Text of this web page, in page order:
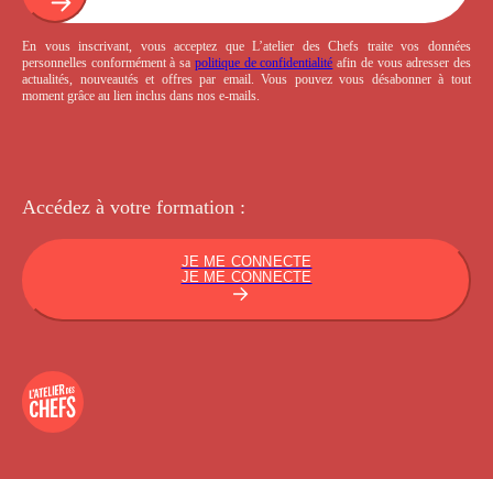
En vous inscrivant, vous acceptez que L’atelier des Chefs traite vos données
personnelles conformément à sa politique de confidentialité afin de vous adresser des
actualités, nouveautés et offres par email. Vous pouvez vous désabonner à tout
moment grâce au lien inclus dans nos e-mails.
Accédez à votre formation :
JE ME CONNECTE
JE ME CONNECTE